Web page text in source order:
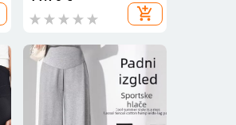
add_shopping_cart